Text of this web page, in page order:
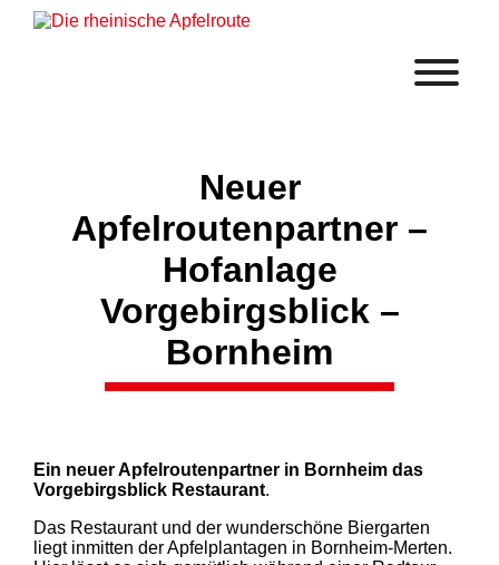
Neuer
Apfelroutenpartner –
Hofanlage
Vorgebirgsblick –
Bornheim
Ein neuer Apfelroutenpartner in Bornheim das
Vorgebirgsblick Restaurant.
Das Restaurant und der wunderschöne Biergarten
liegt inmitten der Apfelplantagen in Bornheim-Merten.